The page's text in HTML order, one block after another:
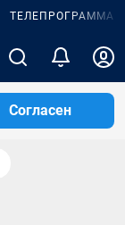
ТЕЛЕПРОГРАММА
Согласен